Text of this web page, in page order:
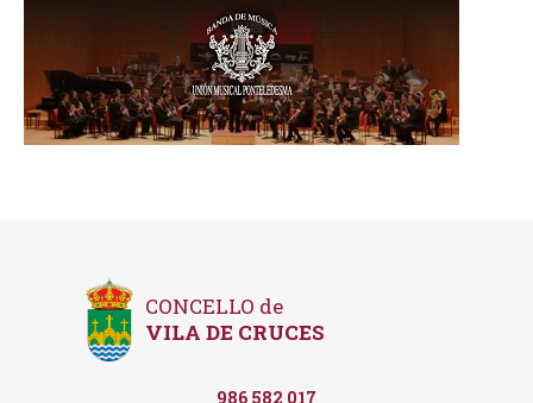
CONCELLO de
VILA DE CRUCES
986 582 017